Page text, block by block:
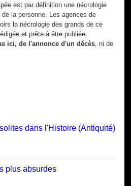
est par définition une nécrologie
la personne. Les agences de
la nécrologie des grands de ce
et prête à être publiée.
ici, de l'annonce d'un décès , ni de
dans l'Histoire (Antiquité)
plus absurdes